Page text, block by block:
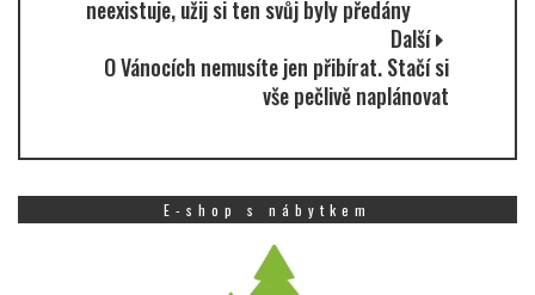
neexistuje, užij si ten svůj byly předány
Další
O Vánocích nemusíte jen přibírat. Stačí si
vše pečlivě naplánovat
E-shop s nábytkem